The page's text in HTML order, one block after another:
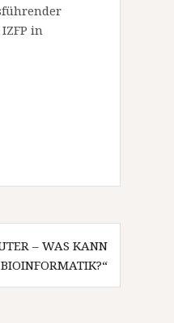
in
– WAS KANN
BIOINFORMATIK?“